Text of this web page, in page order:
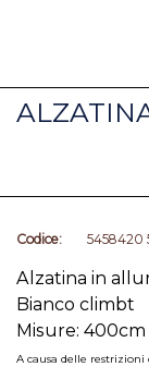
Codice: 5458420
Alzatina in
Bianco climbt
Misure: 400cm
A causa delle